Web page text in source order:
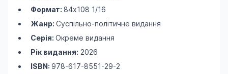
Формат: 84х108 1/16
Жанр: Суспільно-політичне видання
Серія: Окреме видання
Рік видання: 2026
ISBN: 978-617-8551-29-2